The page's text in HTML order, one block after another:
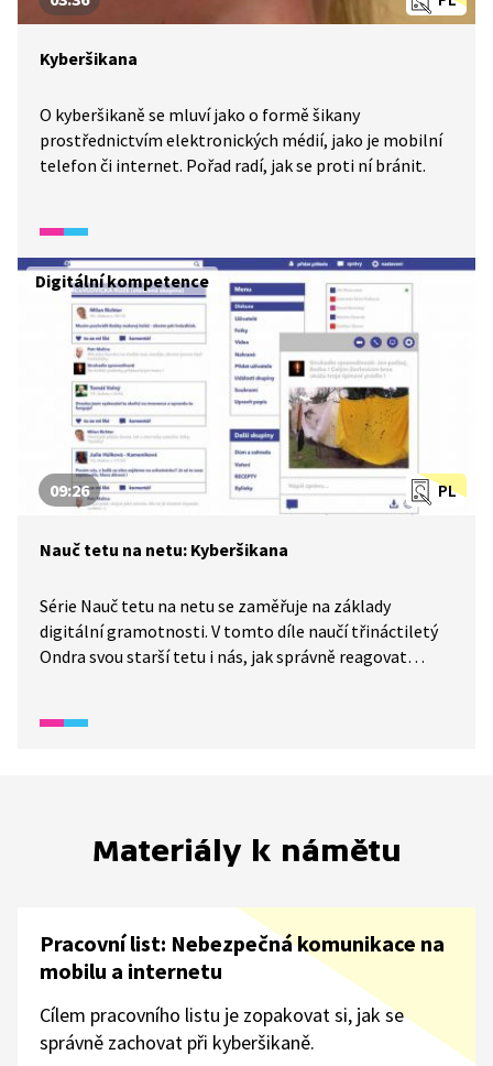
Kyberšikana
O kyberšikaně se mluví jako o formě šikany
prostřednictvím elektronických médií, jako je mobilní
telefon či internet. Pořad radí, jak se proti ní bránit.
Digitální kompetence
PL
09:26
Nauč tetu na netu: Kyberšikana
Série Nauč tetu na netu se zaměřuje na základy
digitální gramotnosti. V tomto díle naučí třináctiletý
Ondra svou starší tetu i nás, jak správně reagovat
Materiály k námětu
Pracovní list: Nebezpečná komunikace na
mobilu a internetu
Cílem pracovního listu je zopakovat si, jak se
správně zachovat při kyberšikaně.